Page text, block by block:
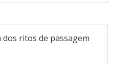
ritos de passagem